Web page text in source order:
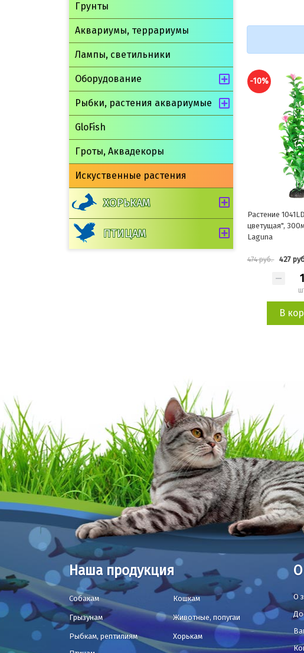
Грунты
Аквариумы, террариумы
Лампы, светильники
Оборудование
Рыбки, растения аквариумые
GloFish
Гроты, Аквадекоры
Искуственные растения
ХОРЬКАМ
ПТИЦАМ
-10%
цветущая", 300мм, (пакет),
Laguna
-10%
Растение
100мм
350 руб. 315
В
Наша продукция
Собакам Кошкам
Грызунам Животные, попугаи
Рыбкам, рептилиям
Хорькам
О